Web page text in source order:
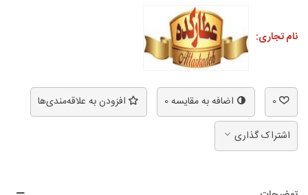
نام تجاری:
0 اضافه به مقایسه0 افزودن به علاقه‌مندی‌ها
اشتراک گذاری